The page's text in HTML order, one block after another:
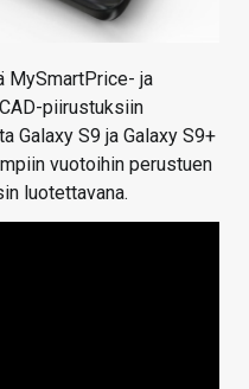
MySmartPrice- ja
piirustuksiin
Galaxy S9 ja Galaxy S9+
vuotoihin perustuen
luotettavana.